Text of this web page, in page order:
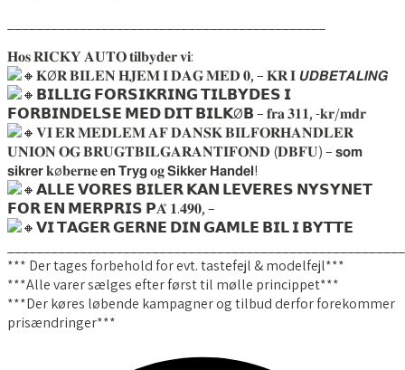
𝐇𝐨𝐬 𝐑𝐈𝐂𝐊𝐘 𝐀𝐔𝐓𝐎 𝐭𝐢𝐥𝐛𝐲𝐝𝐞𝐫 𝐯𝐢:
𝐊Ø𝐑 𝐁𝐈𝐋𝐄𝐍 𝐇𝐉𝐄𝐌 𝐈 𝐃𝐀𝐆 𝐌𝐄𝐃 𝟎, – 𝐊𝐑 𝐈 𝙐𝘿𝘽𝙀𝙏𝘼𝙇𝙄𝙉𝙂
𝗕𝗜𝗟𝗟𝗜𝗚 𝗙𝗢𝗥𝗦𝗜𝗞𝗥𝗜𝗡𝗚 𝗧𝗜𝗟𝗕𝗬𝗗𝗘𝗦 𝗜
𝗙𝗢𝗥𝗕𝗜𝗡𝗗𝗘𝗟𝗦𝗘 𝗠𝗘𝗗 𝗗𝗜𝗧 𝗕𝗜𝗟𝗞Ø𝗕 – 𝐟𝐫𝐚 𝟑𝟏𝟏, -𝐤𝐫/𝐦𝐝𝐫
𝐕𝐈 𝐄𝐑 𝐌𝐄𝐃𝐋𝐄𝐌 𝐀𝐅 𝐃𝐀𝐍𝐒𝐊 𝐁𝐈𝐋𝐅𝐎𝐑𝐇𝐀𝐍𝐃𝐋𝐄𝐑
𝐔𝐍𝐈𝐎𝐍 𝐎𝐆 𝐁𝐑𝐔𝐆𝐓𝐁𝐈𝐋𝐆𝐀𝐑𝐀𝐍𝐓𝐈𝐅𝐎𝐍𝐃 (𝐃𝐁𝐅𝐔) – 𝘀𝗼𝗺
𝘀𝗶𝗸𝗿𝗲𝗿 𝐤ø𝐛𝐞𝐫𝐧𝐞 𝗲𝗻 𝗧𝗿𝘆𝗴 𝐨𝐠 𝗦𝗶𝗸𝗸𝗲𝗿 𝗛𝗮𝗻𝗱𝗲𝗹!
𝗔𝗟𝗟𝗘 𝗩𝗢𝗥𝗘𝗦 𝗕𝗜𝗟𝗘𝗥 𝗞𝗔𝗡 𝗟𝗘𝗩𝗘𝗥𝗘𝗦 𝗡𝗬𝗦𝗬𝗡𝗘𝗧
𝗙𝗢𝗥 𝗘𝗡 𝗠𝗘𝗥𝗣𝗥𝗜𝗦 𝗣𝐀̊ 𝟏.𝟒𝟗𝟎, –
𝗩𝗜 𝗧𝗔𝗚𝗘𝗥 𝗚𝗘𝗥𝗡𝗘 𝗗𝗜𝗡 𝗚𝗔𝗠𝗟𝗘 𝗕𝗜𝗟 𝗜 𝗕𝗬𝗧𝗧𝗘
*** Der tages forbehold for evt. tastefejl & modelfejl***
***Alle varer sælges efter først til mølle princippet***
***Der køres løbende kampagner og tilbud derfor forekommer
prisændringer***